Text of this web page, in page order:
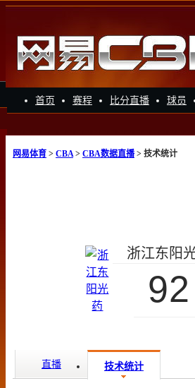
首页 赛程 比分直播 球员
网易体育 > CBA> CBA数据直播> 技术统计
浙江东阳
92
直播 技术统计